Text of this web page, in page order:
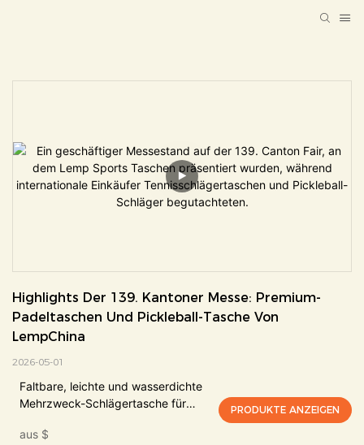
Highlights Der 139. Kantoner Messe: Premium-
Padeltaschen Und Pickleball-Tasche Von
LempChina
2026-05-01
Faltbare, leichte und wasserdichte
Mehrzweck-Schlägertasche für
Zugriffsfach
aus $
PRODUKTE ANZEIGEN